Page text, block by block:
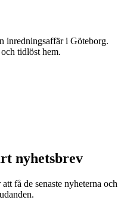
inredningsaffär i Göteborg.
tidlöst hem.
nyhetsbrev
få de senaste nyheterna och